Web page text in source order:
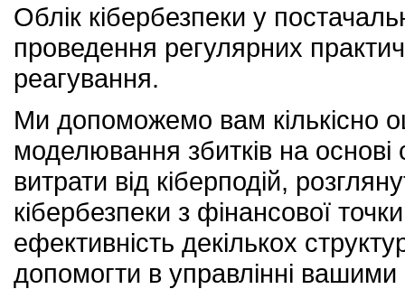
Облік кібербезпеки у
проведення регулярних
реагування.
Ми допоможемо вам кількісно
моделювання збитків на основі
витрати від кіберподій,
кібербезпеки з фінансової
ефективність декількох
допомогти в управлінні вашими